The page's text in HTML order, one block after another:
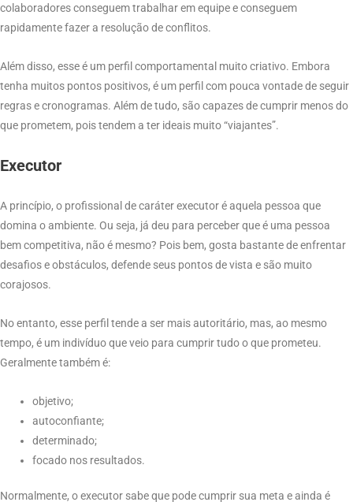
colaboradores conseguem trabalhar em equipe e conseguem
rapidamente fazer a resolução de conflitos.
Além disso, esse é um perfil comportamental muito criativo. Embora
tenha muitos pontos positivos, é um perfil com pouca vontade de seguir
regras e cronogramas. Além de tudo, são capazes de cumprir menos do
que prometem, pois tendem a ter ideais muito “viajantes”.
Executor
A princípio, o profissional de caráter executor é aquela pessoa que
domina o ambiente. Ou seja, já deu para perceber que é uma pessoa
bem competitiva, não é mesmo? Pois bem, gosta bastante de enfrentar
desafios e obstáculos, defende seus pontos de vista e são muito
corajosos.
No entanto, esse perfil tende a ser mais autoritário, mas, ao mesmo
tempo, é um indivíduo que veio para cumprir tudo o que prometeu.
Geralmente também é:
objetivo;
autoconfiante;
determinado;
focado nos resultados.
Normalmente, o executor sabe que pode cumprir sua meta e ainda é